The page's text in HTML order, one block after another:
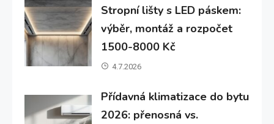
Stropní lišty s LED páskem:
výběr, montáž a rozpočet
1500-8000 Kč
4.7.2026
Přídavná klimatizace do bytu
2026: přenosná vs.